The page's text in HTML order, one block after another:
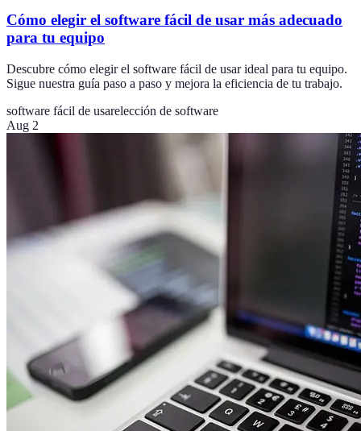
Cómo elegir el software fácil de usar más adecuado
para tu equipo
Descubre cómo elegir el software fácil de usar ideal para tu equipo.
Sigue nuestra guía paso a paso y mejora la eficiencia de tu trabajo.
software fácil de usarelección de software
Aug 2